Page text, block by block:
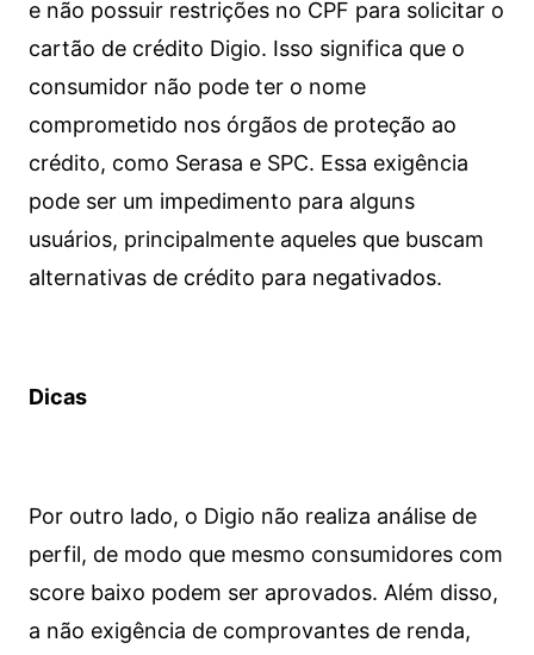
e não possuir restrições no CPF para solicitar o
cartão de crédito Digio. Isso significa que o
consumidor não pode ter o nome
comprometido nos órgãos de proteção ao
crédito, como Serasa e SPC. Essa exigência
pode ser um impedimento para alguns
usuários, principalmente aqueles que buscam
alternativas de crédito para negativados.
Dicas
Por outro lado, o Digio não realiza análise de
perfil, de modo que mesmo consumidores com
score baixo podem ser aprovados. Além disso,
a não exigência de comprovantes de renda,